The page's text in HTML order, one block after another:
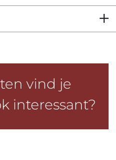
vind je
interessant?